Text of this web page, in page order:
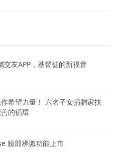
交友APP，基督徒的新福音
希望力量！ 六名子女捐贈家扶
的循環
臉部辨識功能上市